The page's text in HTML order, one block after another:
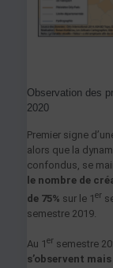
Observation des
2020
Premier signe
alors que la
confondus, se
le nombre de
de 75% sur le 1er
semestre 2019.
Au 1er semestre
s’observent